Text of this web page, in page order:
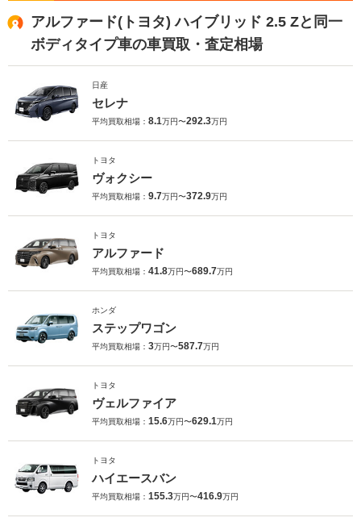
アルファード(トヨタ) ハイブリッド 2.5 Zと同一
ボディタイプ車の車買取・査定相場
日産
セレナ
平均買取相場： 8.1万円〜292.3万円
トヨタ
ヴォクシー
平均買取相場： 9.7万円〜372.9万円
トヨタ
アルファード
平均買取相場： 41.8万円〜689.7万円
ホンダ
ステップワゴン
平均買取相場： 3万円〜587.7万円
トヨタ
ヴェルファイア
平均買取相場： 15.6万円〜629.1万円
トヨタ
ハイエースバン
平均買取相場： 155.3万円〜416.9万円